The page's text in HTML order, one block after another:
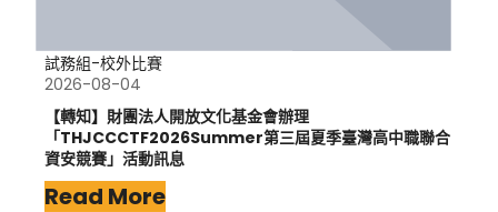
試務組-校外比賽
2026-08-04
【轉知】財團法人開放文化基金會辦理
「THJCCCTF2026Summer第三屆夏季臺灣高中職聯合
資安競賽」活動訊息
Read More